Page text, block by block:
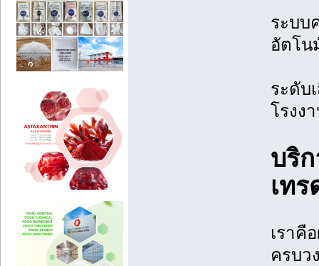
ระบบ
อัตโน
ระดับ
โรงง
บริ
เท
เราคื
ครบว